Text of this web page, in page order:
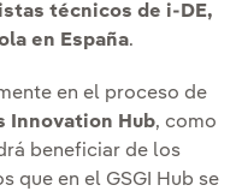
técnicos de i-DE,
en España.
en el proceso de
Innovation Hub, como
beneficiar de los
que en el GSGI Hub se